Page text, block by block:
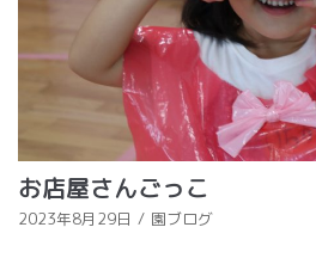
お店屋さんごっこ
2023年8月29日 園ブログ